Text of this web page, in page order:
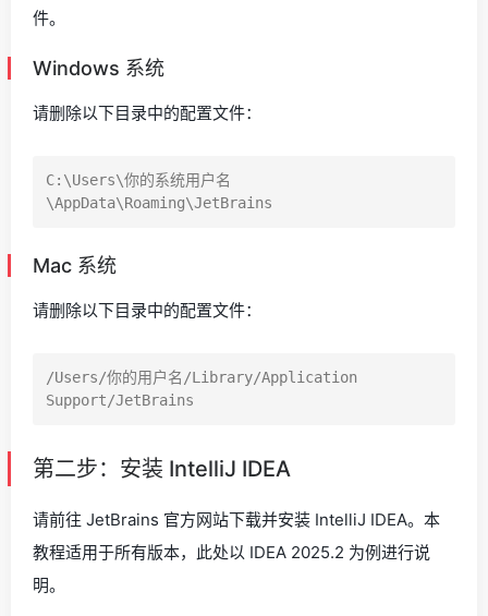
件。
Windows 系统
请删除以下目录中的配置文件：
C:\Users\你的系统用户名
Mac 系统
请删除以下目录中的配置文件：
/Users/你的用户名/Library/Application
第二步：安装 IntelliJ IDEA
请前往 JetBrains 官方网站下载并安装 IntelliJ IDEA。本
教程适用于所有版本，此处以 IDEA 2025.2 为例进行说
明。